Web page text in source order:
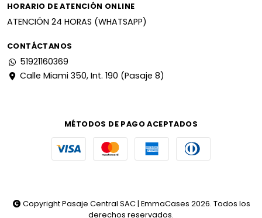
HORARIO DE ATENCIÓN ONLINE
ATENCIÓN 24 HORAS (WHATSAPP)
CONTÁCTANOS
51921160369
Calle Miami 350, Int. 190 (Pasaje 8)
MÉTODOS DE PAGO ACEPTADOS
Copyright Pasaje Central SAC | EmmaCases 2026. Todos los
derechos reservados.